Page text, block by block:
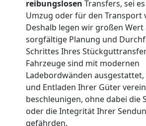
reibungslosen Transfers, sei
Umzug oder für den Transport
Deshalb legen wir großen Wert
sorgfältige Planung und
Schrittes Ihres
Fahrzeuge sind mit modernen
Ladebordwänden ausgestattet,
und Entladen Ihrer Güter
beschleunigen, ohne dabei die
oder die Integrität Ihrer
gefährden.
Service-
Umzug
Feldkirch
Qualitäts-